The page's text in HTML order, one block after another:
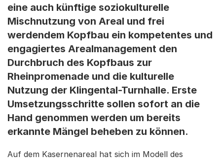
eine auch künftige soziokulturelle
Mischnutzung von Areal und frei
werdendem Kopfbau ein kompetentes und
engagiertes Arealmanagement den
Durchbruch des Kopfbaus zur
Rheinpromenade und die kulturelle
Nutzung der Klingental-Turnhalle. Erste
Umsetzungsschritte sollen sofort an die
Hand genommen werden um bereits
erkannte Mängel beheben zu können.
Auf dem Kasernenareal hat sich im Modell des